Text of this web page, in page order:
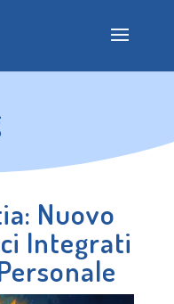
Nuovo
Integrati